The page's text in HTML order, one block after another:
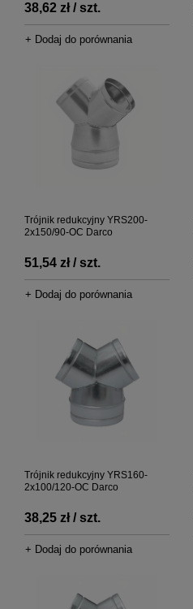
38,62 zł / szt.
+ Dodaj do porównania
Trójnik redukcyjny YRS200-
2x150/90-OC Darco
51,54 zł / szt.
+ Dodaj do porównania
Trójnik redukcyjny YRS160-
2x100/120-OC Darco
38,25 zł / szt.
+ Dodaj do porównania